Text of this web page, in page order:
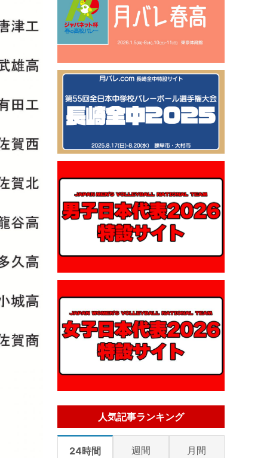
人気記事ランキング
24時間 週間 月間